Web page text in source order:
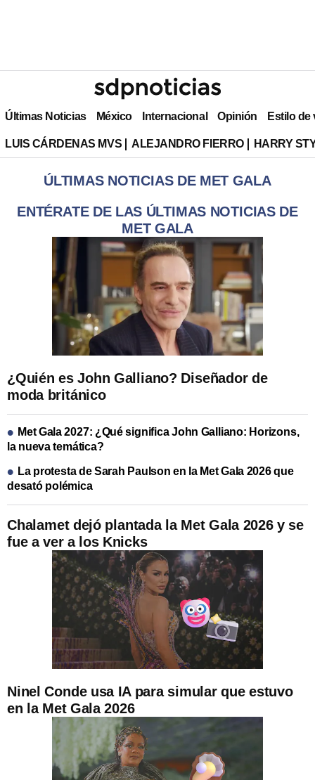
Últimas Noticias México Internacional Opinión Estilo de
LUIS CÁRDENAS MVS ALEJANDRO FIERRO HARRY
ÚLTIMAS NOTICIAS DE MET GALA
ENTÉRATE DE LAS ÚLTIMAS NOTICIAS DE
MET GALA
Chalamet dejó plantada la Met Gala 2026 y se
fue a ver a los Knicks
Ninel Conde usa IA para simular que estuvo
en la Met Gala 2026
¿Quién es John Galliano? Diseñador de
moda británico
Met Gala 2027: ¿Qué significa John Galliano: Horizons,
la nueva temática?
La protesta de Sarah Paulson en la Met Gala 2026 que
desató polémica